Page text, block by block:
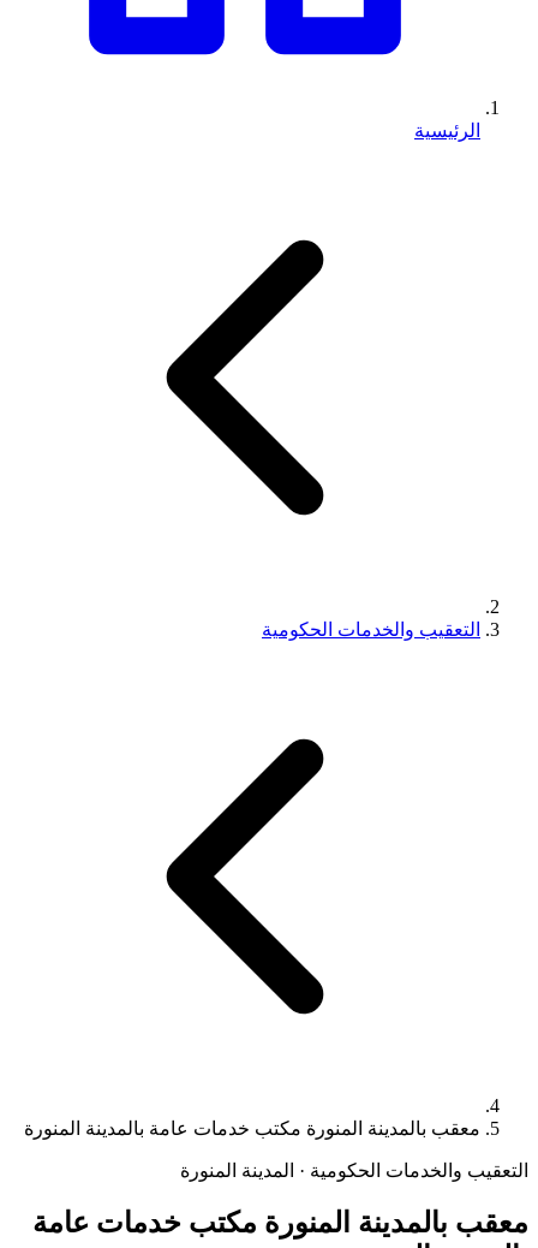
الرئيسية
التعقيب والخدمات الحكومية
معقب بالمدينة المنورة مكتب خدمات عامة بالمدينة المنورة
التعقيب والخدمات الحكومية · المدينة المنورة
معقب بالمدينة المنورة مكتب خدمات عامة